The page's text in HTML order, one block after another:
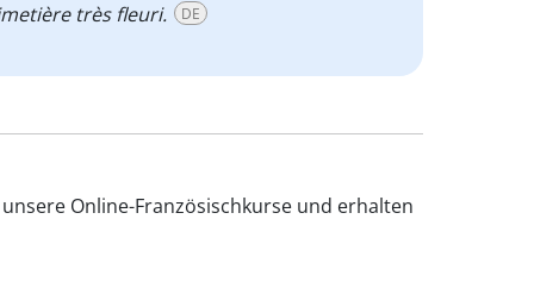
très fleuri. DE
Online-Französischkurse und erhalten